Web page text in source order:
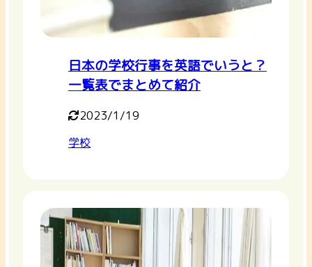
日本の学校行事を英語でいうと？
一覧表でまとめて紹介
2023/1/19
学校